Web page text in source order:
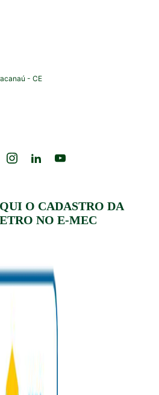
- CE
O CADASTRO DA
NO E-MEC